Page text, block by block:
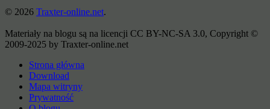
© 2026 Traxter-online.net.
Materiały na blogu są na licencji CC BY-NC-SA 3.0, Copyright ©
2009-2025 by Traxter-online.net
Strona główna
Download
Mapa witryny
Prywatność